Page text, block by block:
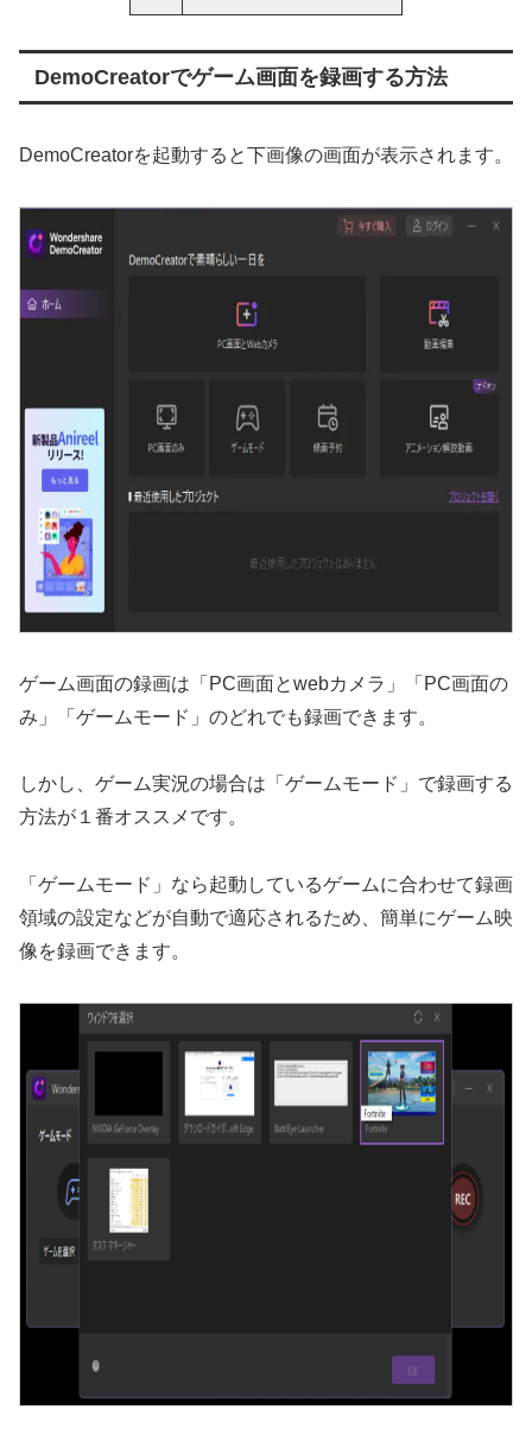
DemoCreatorでゲーム画面を録画する方法
DemoCreatorを起動すると下画像の画面が表示されます。
ゲーム画面の録画は「PC画面とwebカメラ」「PC画面の
み」「ゲームモード」のどれでも録画できます。
しかし、ゲーム実況の場合は「ゲームモード」で録画する
方法が１番オススメです。
「ゲームモード」なら起動しているゲームに合わせて録画
領域の設定などが自動で適応されるため、簡単にゲーム映
像を録画できます。